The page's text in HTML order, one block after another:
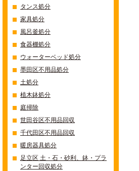
タンス処分
家具処分
風呂釜処分
食器棚処分
ウォーターベッド処分
墨田区不用品処分
土処分
植木鉢処分
庭掃除
世田谷区不用品回収
千代田区不用品回収
暖房器具処分
足立区 土・石・砂利、鉢・プラ
ンター回収処分